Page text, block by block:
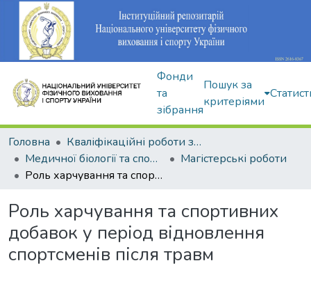
Фонди
та
зібрання
Пошук за
критеріями
Головна
Кваліфікаційні роботи здобувачів вищої освіти
Медичної біології та спортивної дієтології
Магістерські роботи
Роль харчування та спортивних добавок у період відновлення спортсменів після травм
Роль харчування та спортивних
добавок у період відновлення
спортсменів після травм